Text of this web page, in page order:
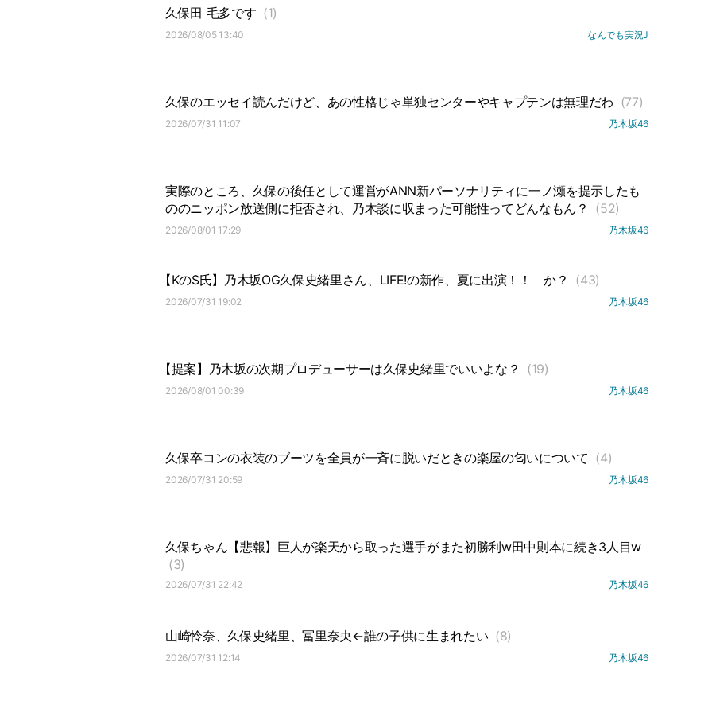
久保田 毛多です (1)
2026/08/05 13:40 なんでも実況J
久保のエッセイ読んだけど、あの性格じゃ単独センターやキャプテンは無理だわ (77)
2026/07/31 11:07 乃木坂46
実際のところ、久保の後任として運営がANN新パーソナリティに一ノ瀬を提示したも
ののニッポン放送側に拒否され、乃木談に収まった可能性ってどんなもん？
(52)
2026/08/01 17:29 乃木坂46
【KのS氏】乃木坂OG久保史緒里さん、LIFE!の新作、夏に出演！！ か？ (43)
2026/07/31 19:02 乃木坂46
【提案】乃木坂の次期プロデューサーは久保史緒里でいいよな？ (19)
2026/08/01 00:39 乃木坂46
久保卒コンの衣装のブーツを全員が一斉に脱いだときの楽屋の匂いについて (4)
2026/07/31 20:59 乃木坂46
久保ちゃん【悲報】巨人が楽天から取った選手がまた初勝利w田中則本に続き3人目w
(3)
2026/07/31 22:42 乃木坂46
山崎怜奈、久保史緒里、冨里奈央←誰の子供に生まれたい (8)
2026/07/31 12:14 乃木坂46